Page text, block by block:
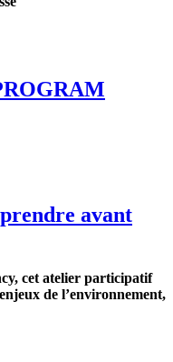
avant
cet atelier participatif
de l’environnement,